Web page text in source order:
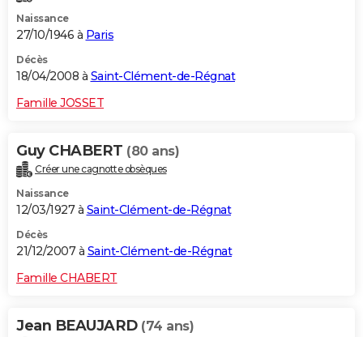
Naissance
27/10/1946 à Paris
Décès
18/04/2008 à Saint-Clément-de-Régnat
Famille JOSSET
Guy CHABERT (80 ans)
Créer une cagnotte obsèques
Naissance
12/03/1927 à Saint-Clément-de-Régnat
Décès
21/12/2007 à Saint-Clément-de-Régnat
Famille CHABERT
Jean BEAUJARD (74 ans)